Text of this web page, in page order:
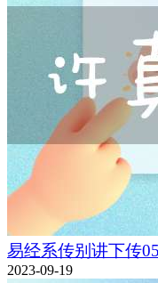
易经系传别讲下传
2023-09-19